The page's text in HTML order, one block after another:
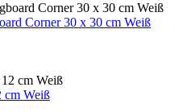
Corner 30 x 30 cm Weiß
cm Weiß